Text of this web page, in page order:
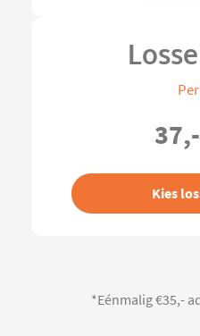
37,-
Kies
*Eénmalig €35,-